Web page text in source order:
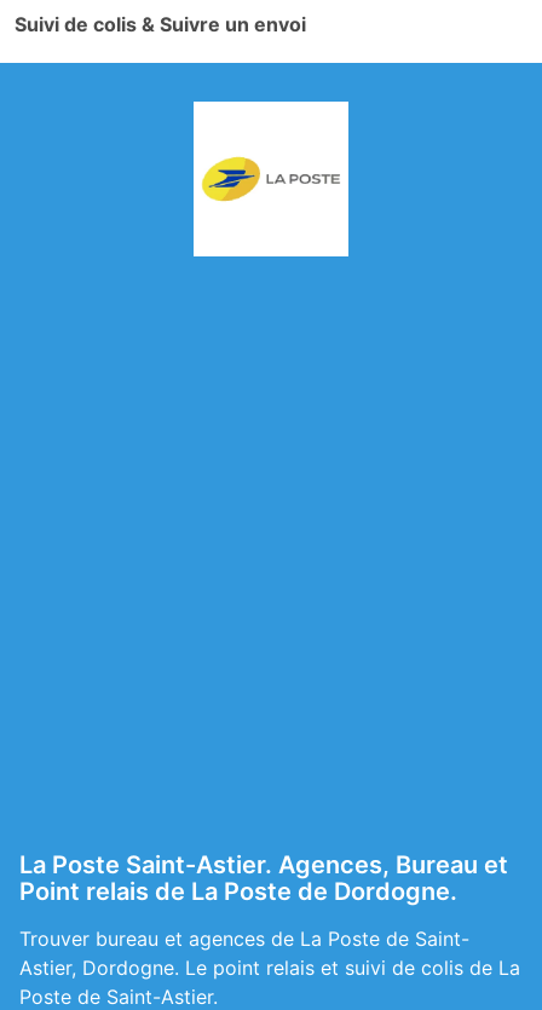
Suivi de colis & Suivre un envoi
La Poste Saint-Astier. Agences, Bureau et
Point relais de La Poste de Dordogne.
Trouver bureau et agences de La Poste de Saint-
Astier, Dordogne. Le point relais et suivi de colis de La
Poste de Saint-Astier.